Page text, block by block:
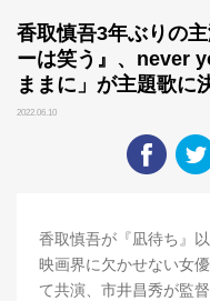
香取慎吾3年ぶりの
ーは笑う』、never
ままに」が主題歌に
2022.06.10
香取慎吾が『凪待ち』
映画界に欠かせない女
て共演、市井昌秀が監